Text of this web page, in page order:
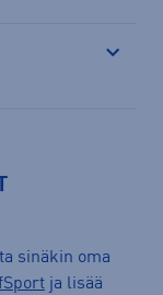
sinäkin oma
ja lisää